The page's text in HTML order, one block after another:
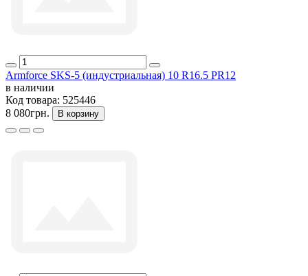
Armforce SKS-5 (индустриальная) 10 R16.5 PR12
в наличии
Код товара: 525446
8 080грн.
В корзину